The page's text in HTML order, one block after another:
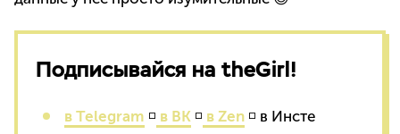
Подписывайся на theGirl!
в Telegram ◽ в ВК ◽ в Zen ◽ в Инсте